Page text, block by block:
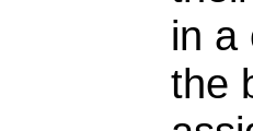
in a
the